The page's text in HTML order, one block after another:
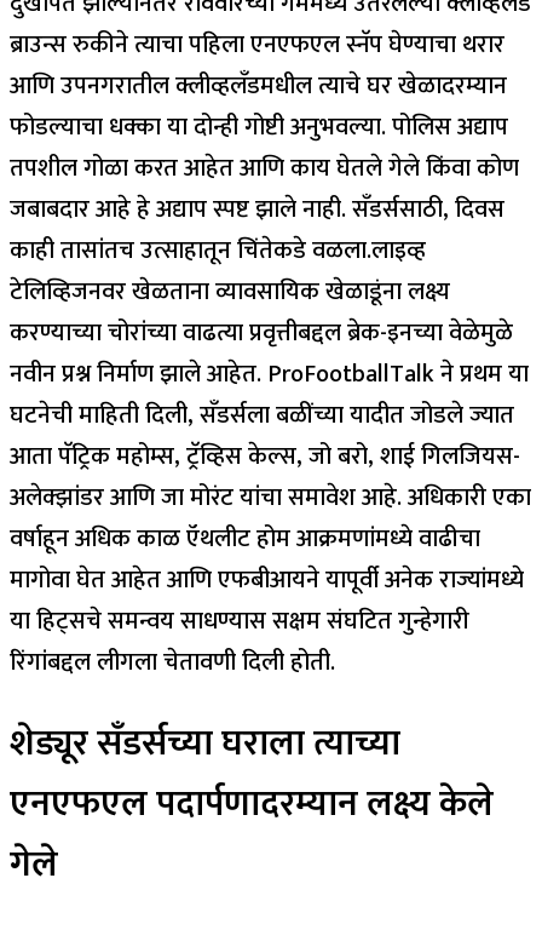
ब्राउन्स रुकीने त्याचा पहिला एनएफएल स्नॅप घेण्याचा थरार
आणि उपनगरातील क्लीव्हलँडमधील त्याचे घर खेळादरम्यान
फोडल्याचा धक्का या दोन्ही गोष्टी अनुभवल्या.पोलिस अद्याप
तपशील गोळा करत आहेत आणि काय घेतले गेले किंवा कोण
जबाबदार आहे हे अद्याप स्पष्ट झाले नाही. सँडर्ससाठी, दिवस
काही तासांतच उत्साहातून चिंतेकडे वळला.लाइव्ह
टेलिव्हिजनवर खेळताना व्यावसायिक खेळाडूंना लक्ष्य
करण्याच्या चोरांच्या वाढत्या प्रवृत्तीबद्दल ब्रेक-इनच्या वेळेमुळे
नवीन प्रश्न निर्माण झाले आहेत. ProFootballTalk ने प्रथम या
घटनेची माहिती दिली, सँडर्सला बळींच्या यादीत जोडले ज्यात
आता पॅट्रिक महोम्स, ट्रॅव्हिस केल्स, जो बरो, शाई गिलजियस-
अलेक्झांडर आणि जा मोरंट यांचा समावेश आहे. अधिकारी एका
वर्षाहून अधिक काळ ऍथलीट होम आक्रमणांमध्ये वाढीचा
मागोवा घेत आहेत आणि एफबीआयने यापूर्वी अनेक राज्यांमध्ये
या हिट्सचे समन्वय साधण्यास सक्षम संघटित गुन्हेगारी
रिंगांबद्दल लीगला चेतावणी दिली होती.
शेड्यूर सँडर्सच्या घराला त्याच्या
एनएफएल पदार्पणादरम्यान लक्ष्य केले
गेले